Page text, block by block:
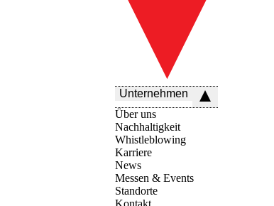
Unternehmen
Über uns
Nachhaltigkeit
Whistleblowing
Karriere
News
Messen & Events
Standorte
Kontakt